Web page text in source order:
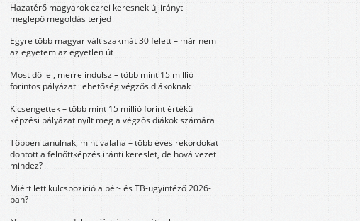
Hazatérő magyarok ezrei keresnek új irányt –
meglepő megoldás terjed
Egyre több magyar vált szakmát 30 felett – már nem
az egyetem az egyetlen út
Most dől el, merre indulsz – több mint 15 millió
forintos pályázati lehetőség végzős diákoknak
Kicsengettek – több mint 15 millió forint értékű
képzési pályázat nyílt meg a végzős diákok számára
Többen tanulnak, mint valaha – több éves rekordokat
döntött a felnőttképzés iránti kereslet, de hová vezet
mindez?
Miért lett kulcspozíció a bér- és TB-ügyintéző 2026-
ban?